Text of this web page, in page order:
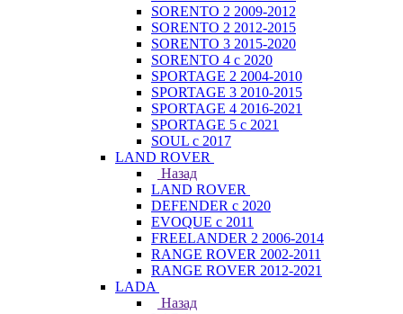
SORENTO 2 2009-2012
SORENTO 2 2012-2015
SORENTO 3 2015-2020
SORENTO 4 с 2020
SPORTAGE 2 2004-2010
SPORTAGE 3 2010-2015
SPORTAGE 4 2016-2021
SPORTAGE 5 с 2021
SOUL с 2017
LAND ROVER
Назад
LAND ROVER
DEFENDER с 2020
EVOQUE с 2011
FREELANDER 2 2006-2014
RANGE ROVER 2002-2011
RANGE ROVER 2012-2021
LADA
Назад